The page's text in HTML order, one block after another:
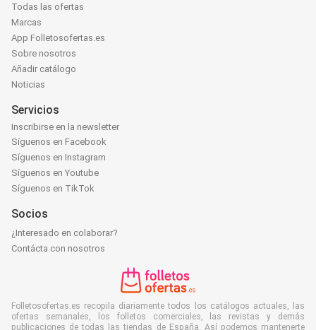
Todas las ofertas
Marcas
App Folletosofertas.es
Sobre nosotros
Añadir catálogo
Noticias
Servicios
Inscribirse en la newsletter
Síguenos en Facebook
Síguenos en Instagram
Síguenos en Youtube
Síguenos en TikTok
Socios
¿Interesado en colaborar?
Contácta con nosotros
Folletosofertas.es recopila diariamente todos los catálogos actuales, las
ofertas semanales, los folletos comerciales, las revistas y demás
publicaciones de todas las tiendas de España. Así podemos mantenerte